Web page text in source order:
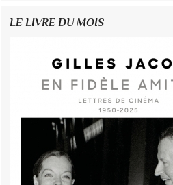
LE LIVRE DU MOIS